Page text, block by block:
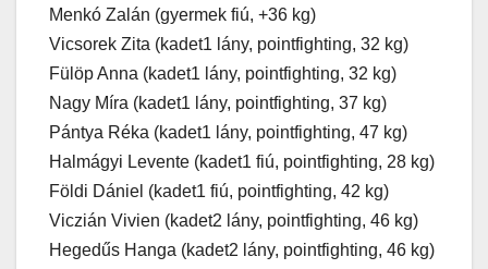
Menkó Zalán (gyermek fiú, +36 kg)
Vicsorek Zita (kadet1 lány, pointfighting, 32 kg)
Fülöp Anna (kadet1 lány, pointfighting, 32 kg)
Nagy Míra (kadet1 lány, pointfighting, 37 kg)
Pántya Réka (kadet1 lány, pointfighting, 47 kg)
Halmágyi Levente (kadet1 fiú, pointfighting, 28 kg)
Földi Dániel (kadet1 fiú, pointfighting, 42 kg)
Viczián Vivien (kadet2 lány, pointfighting, 46 kg)
Hegedűs Hanga (kadet2 lány, pointfighting, 46 kg)